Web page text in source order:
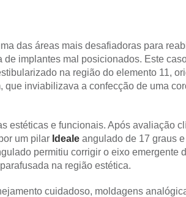
das áreas mais desafiadoras para
de implantes mal posicionados. Este
na região do elemento 11,
que inviabilizava a confecção de uma
estéticas e funcionais. Após avaliação
um pilar Ideale angulado de 17 graus
permitiu corrigir o eixo emergente
na região estética.
cuidadoso, moldagens